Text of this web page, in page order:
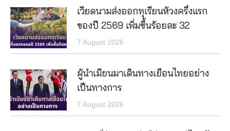
เวียดนามส่งออกทุเรียนห้วงครึ่งแรก
ของปี 2569 เพิ่มขึ้นร้อยละ 32
7 August 2026
ผู้นำเมียนมาเดินทางเยือนไทยอย่าง
เป็นทางการ
7 August 2026